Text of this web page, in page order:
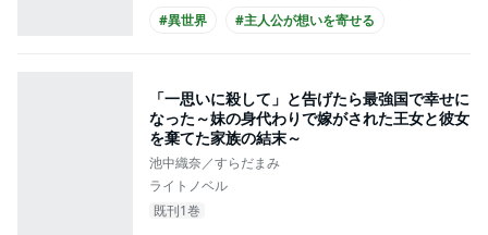
#異世界
#主人公が想いを寄せる
#コミカライズ化
「一思いに殺して」と告げたら最強国で幸せに
なった～妹の身代わりで嫁がされた王女と彼女
を棄てた家族の結末～
池中織奈／すらだまみ
ライトノベル
既刊1巻